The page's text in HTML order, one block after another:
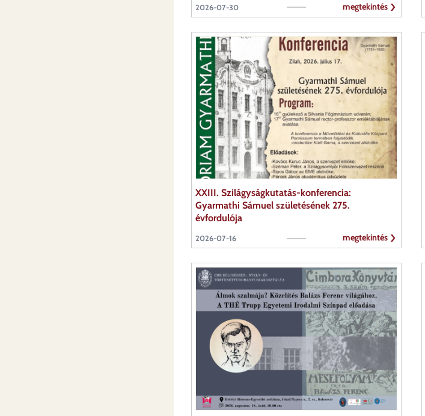
2026-07-30 megtekintés
XXIII. Szilágyságkutatás-konferencia:
Gyarmathi Sámuel születésének 275.
évfordulója
2026-07-16 megtekintés